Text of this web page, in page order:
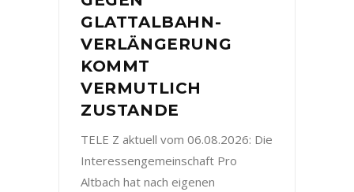
GLATTALBAHN-
VERLÄNGERUNG
KOMMT
VERMUTLICH
ZUSTANDE
TELE Z aktuell vom 06.08.2026: Die
Interessengemeinschaft Pro
Altbach hat nach eigenen